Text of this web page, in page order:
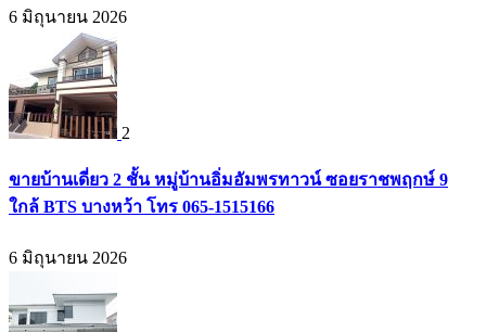
6 มิถุนายน 2026
2
ขายบ้านเดี่ยว 2 ชั้น หมู่บ้านอิ่มอัมพรทาวน์ ซอยราชพฤกษ์ 9
ใกล้ BTS บางหว้า โทร 065-1515166
6 มิถุนายน 2026